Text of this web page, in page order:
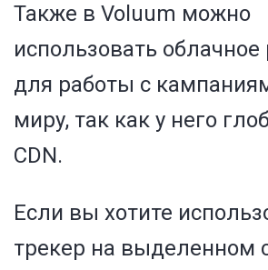
Также в Voluum можно
использовать
для работы с
миру, так как у него
CDN.
Если вы хотите
трекер на выделенном